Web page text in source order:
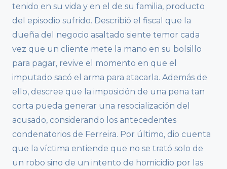
tenido en su vida y en el de su familia, producto
del episodio sufrido. Describió el fiscal que la
dueña del negocio asaltado siente temor cada
vez que un cliente mete la mano en su bolsillo
para pagar, revive el momento en que el
imputado sacó el arma para atacarla. Además de
ello, descree que la imposición de una pena tan
corta pueda generar una resocialización del
acusado, considerando los antecedentes
condenatorios de Ferreira. Por último, dio cuenta
que la víctima entiende que no se trató solo de
un robo sino de un intento de homicidio por las